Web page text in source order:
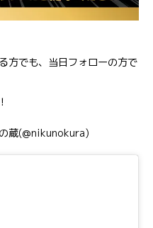
方でも、当日フォローの方で
蔵(@nikunokura)